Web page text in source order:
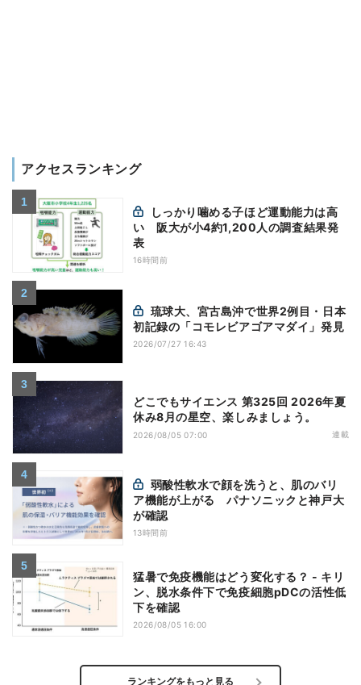
アクセスランキング
い 阪大が小4約1,200人の調査結果発
表
16時間前
初記録の「コモレビアゴアマダイ」発見
2026/07/27 16:43
どこでもサイエンス 第325回 2026年夏
休み8月の星空、楽しみましょう。
2026/08/05 07:00 連載
ア機能が上がる パナソニックと神戸大
が確認
13時間前
猛暑で免疫機能はどう変化する？ - キリ
ン、脱水条件下で免疫細胞pDCの活性低
下を確認
2026/08/05 16:00
ランキングをもっと見る